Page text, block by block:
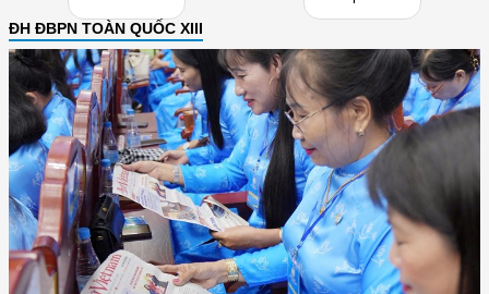
ĐH ĐBPN TOÀN QUỐC XIII